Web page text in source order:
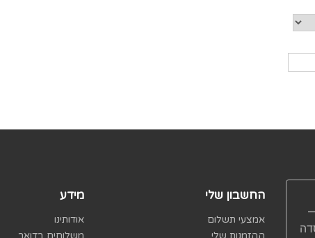
החשבון שלי
אמצעי תשלום
ההזמנות שלי
מידע
אודותינו
משלוחים בדואר